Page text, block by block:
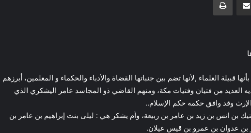
قبيلة العلماء ,لأنها تضم بين جنباتها القضاة والأدباء والحكماء و المعلمين، أبرزهم
العديد من فتيان وفتيات مكة، ومنهم القاضي ذو المجاسد عامر اليشكري الذي
وقد وافق حكمه حكم الإسلام..
بن انس بن زيد بن عامر بن ربيعة، وأم يشكر هي : ليلى بنت إبراهيم بن عامر بن
عدوان بن عمرو بن قيس عيلان.